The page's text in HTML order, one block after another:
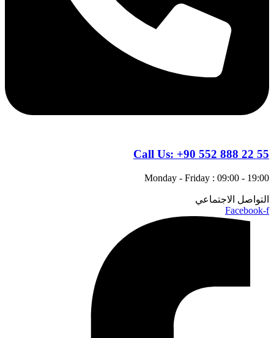
Call Us: +90 552 888 22 55
Monday - Friday : 09:00 - 19:00
التواصل الاجتماعي
Facebook-f